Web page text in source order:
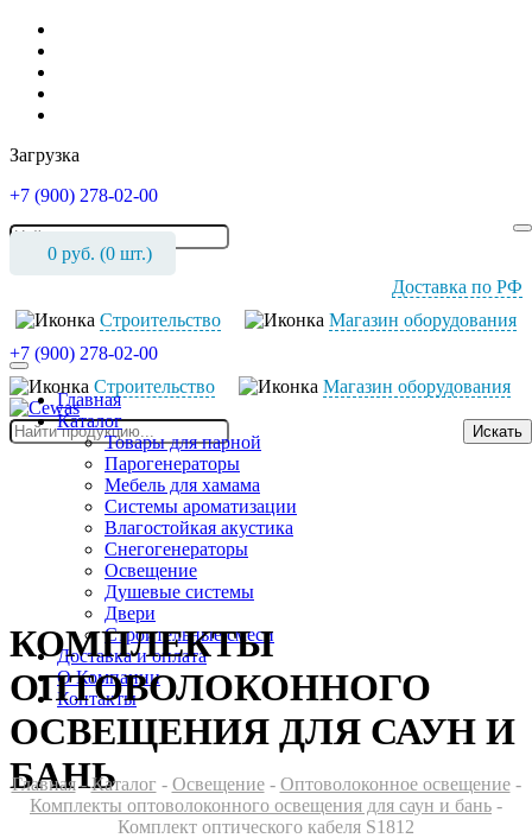
Загрузка
+7 (900) 278-02-00
0 руб. (0 шт.)
Доставка по РФ
Cтроительство
Магазин оборудования
+7 (900) 278-02-00
Cтроительство
Магазин оборудования
Искать
Главная
Каталог
Товары для парной
Парогенераторы
Мебель для хамама
Системы ароматизации
Влагостойкая акустика
Снегогенераторы
Освещение
Душевые системы
Двери
Cтроительные смеси
Доставка и оплата
О Компании
Контакты
КОМПЛЕКТЫ
ОПТОВОЛОКОННОГО
ОСВЕЩЕНИЯ ДЛЯ САУН И
БАНЬ
Главная-Каталог - Освещение- Оптоволоконное освещение-
Комплекты оптоволоконного освещения для саун и бань -
Комплект оптического кабеля S1812